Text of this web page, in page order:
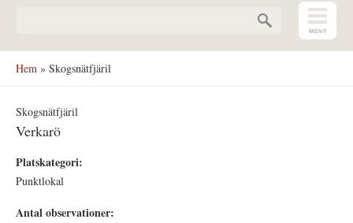
Hem » Skogsnätfjäril
Skogsnätfjäril
Verkarö
Platskategori:
Punktlokal
Antal observationer: